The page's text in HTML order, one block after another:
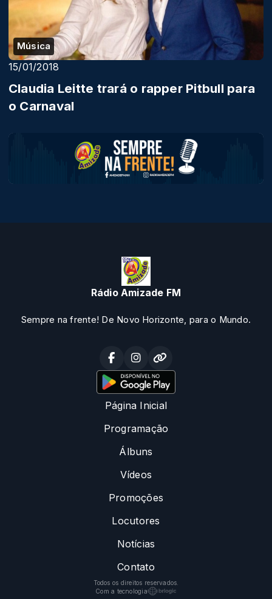
Música
15/01/2018
Claudia Leitte trará o rapper Pitbull para
o Carnaval
Rádio Amizade FM
Sempre na frente! De Novo Horizonte, para o Mundo.
Página Inicial
Programação
Álbuns
Vídeos
Promoções
Locutores
Notícias
Contato
Todos os direitos reservados.
Com a tecnologia